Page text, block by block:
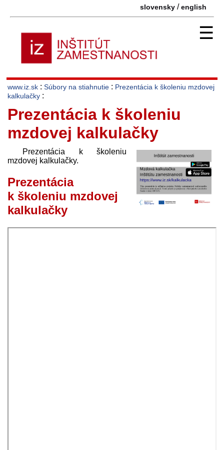
slovensky /english
☰
www.iz.sk : Súbory na stiahnutie : Prezentácia k školeniu mzdovej
kalkulačky :
Prezentácia k školeniu
mzdovej kalkulačky
Prezentácia k školeniu
mzdovej kalkulačky.
Prezentácia
k školeniu mzdovej
kalkulačky